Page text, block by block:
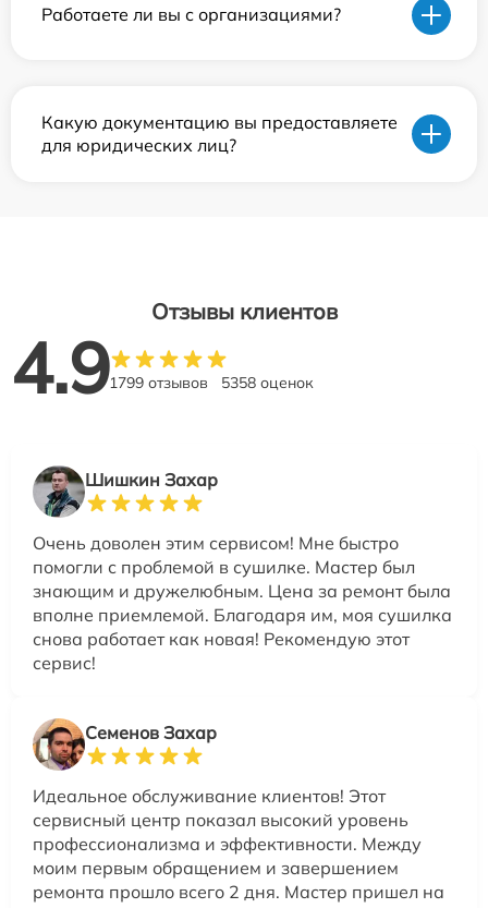
Работаете ли вы с организациями?
Какую документацию вы предоставляете
для юридических лиц?
Отзывы клиентов
4.91799 отзывов 5358 оценок
Шишкин Захар
Очень доволен этим сервисом! Мне быстро
помогли с проблемой в сушилке. Мастер был
знающим и дружелюбным. Цена за ремонт была
вполне приемлемой. Благодаря им, моя сушилка
снова работает как новая! Рекомендую этот
сервис!
Семенов Захар
Идеальное обслуживание клиентов! Этот
сервисный центр показал высокий уровень
профессионализма и эффективности. Между
моим первым обращением и завершением
ремонта прошло всего 2 дня. Мастер пришел на